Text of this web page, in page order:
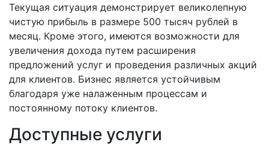
Текущая ситуация демонстрирует великолепную
чистую прибыль в размере 500 тысяч рублей в
месяц. Кроме этого, имеются возможности для
увеличения дохода путем расширения
предложений услуг и проведения различных акций
для клиентов. Бизнес является устойчивым
благодаря уже налаженным процессам и
постоянному потоку клиентов.
Доступные услуги